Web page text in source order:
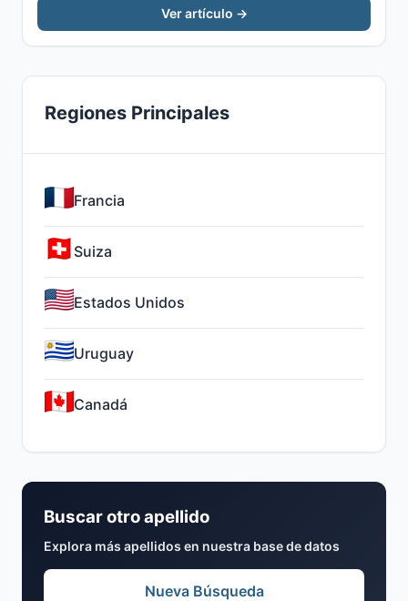
Ver artículo →
Regiones Principales
Francia
Suiza
Estados Unidos
Uruguay
Canadá
Buscar otro apellido
Explora más apellidos en nuestra base de datos
Nueva Búsqueda